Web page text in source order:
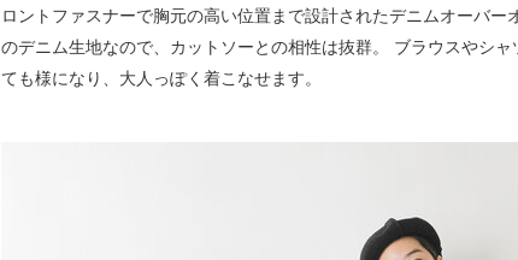
ロントファスナーで胸元の高い位置まで設計されたデニムオーバー
のデニム生地なので、カットソーとの相性は抜群。 ブラウスやシ
ても様になり、大人っぽく着こなせます。